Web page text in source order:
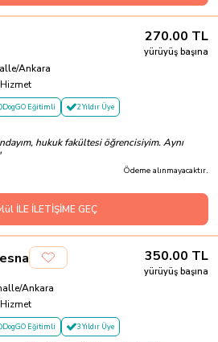
270.00 TL
yürüyüş başına
Ankara
Hizmet
DogGO Eğitimli 2 Yıldır Üye
hukuk fakültesi öğrencisiyim. Aynı
Ödeme alınmayacaktır.
İLE İLETİŞİME GEÇ
350.00 TL
yürüyüş başına
Ankara
Hizmet
DogGO Eğitimli 3 Yıldır Üye